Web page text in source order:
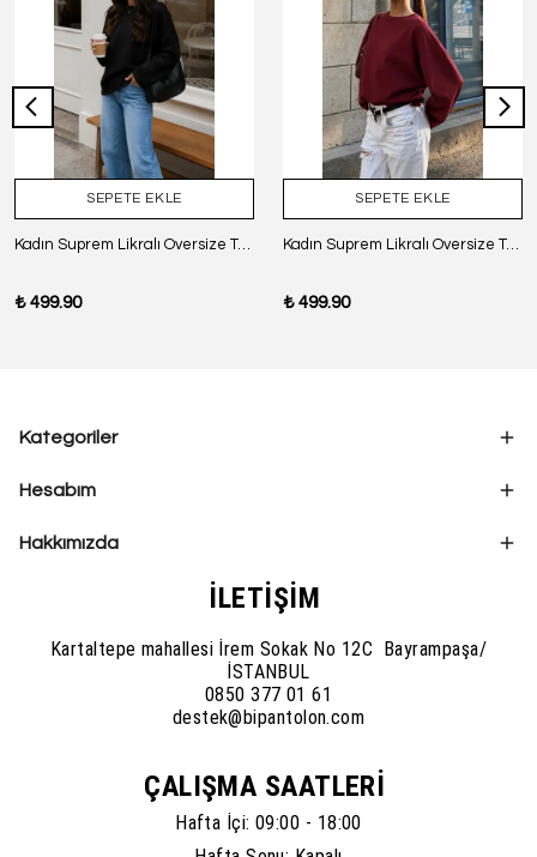
SEPETE EKLE
Kadın Suprem Likralı Oversize T-Shirt - SİYAH
₺ 499.90
SEPETE EKLE
Kadın Suprem Likralı Oversize T-Shirt - BORDO
₺ 499.90
Kategoriler
Hesabım
Hakkımızda
İLETİŞİM
Kartaltepe mahallesi İrem Sokak No 12C Bayrampaşa/
İSTANBUL
0850 377 01 61
destek@bipantolon.com
ÇALIŞMA SAATLERİ
Hafta İçi: 09:00 - 18:00